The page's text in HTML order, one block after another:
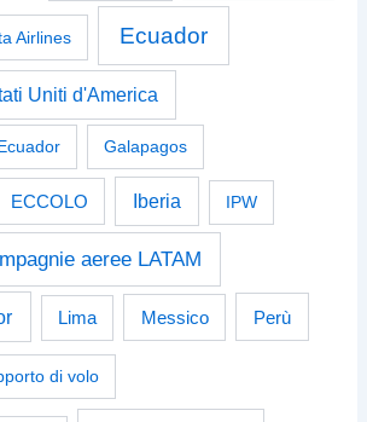
Airlines Ecuador
Uniti d'America
Galapagos
ECCOLO Iberia IPW
aeree LATAM
Lima Messico Perù
di volo